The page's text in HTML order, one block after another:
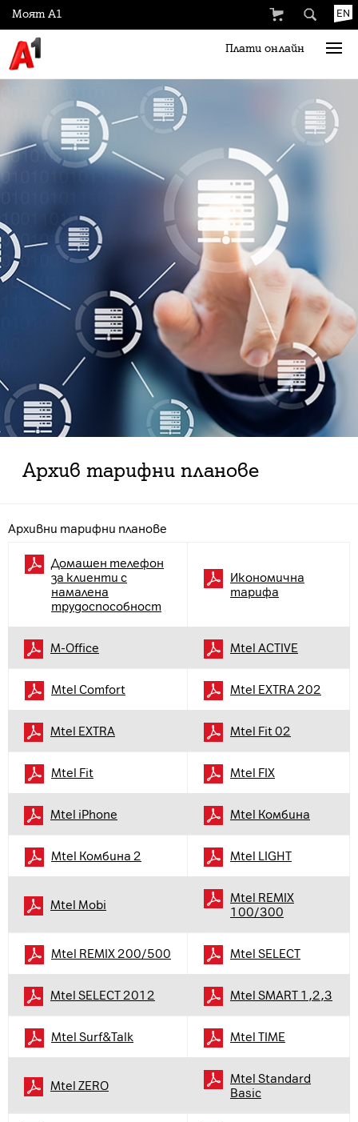
EN
Плати онлайн
Моят А1
Архив тарифни планове
Архивни тарифни планове
Домашен телефон
за клиенти с
намалена
трудоспособност
Икономична
тарифа
M-Office Mtel ACTIVE
Mtel Comfort Mtel EXTRA 202
Mtel EXTRA Mtel Fit 02
Mtel Fit Mtel FIX
Mtel iPhone Mtel Комбина
Mtel Комбина 2 Mtel LIGHT
Mtel Мobi
Mtel REMIX
100/300
Mtel REMIX 200/500 Mtel SELECT
Mtel SELECT 2012 Mtel SMART 1,2,3
Mtel Surf&Talk Mtel TIME
Mtel ZERO
Mtel Standard
Basic